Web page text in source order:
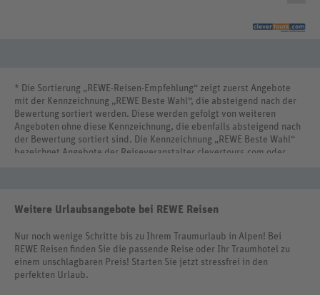
* Die Sortierung „REWE-Reisen-Empfehlung“ zeigt zuerst Angebote
mit der Kennzeichnung „REWE Beste Wahl“, die absteigend nach der
Bewertung sortiert werden. Diese werden gefolgt von weiteren
Angeboten ohne diese Kennzeichnung, die ebenfalls absteigend nach
der Bewertung sortiert sind. Die Kennzeichnung „REWE Beste Wahl“
bezeichnet Angebote der Reiseveranstalter clevertours.com oder
Weitere Urlaubsangebote bei REWE Reisen
Nur noch wenige Schritte bis zu Ihrem Traumurlaub in Alpen! Bei
REWE Reisen finden Sie die passende Reise oder Ihr Traumhotel zu
einem unschlagbaren Preis! Starten Sie jetzt stressfrei in den
perfekten Urlaub.